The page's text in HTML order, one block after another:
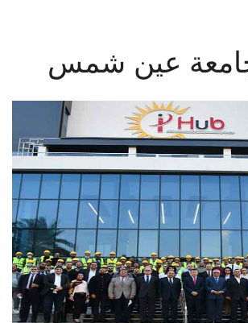
المراكز والوحدات
الأنظمة الذكية
الإعلام
تواصل معنا
الطلاب
هيئة التدريس
عين شمس